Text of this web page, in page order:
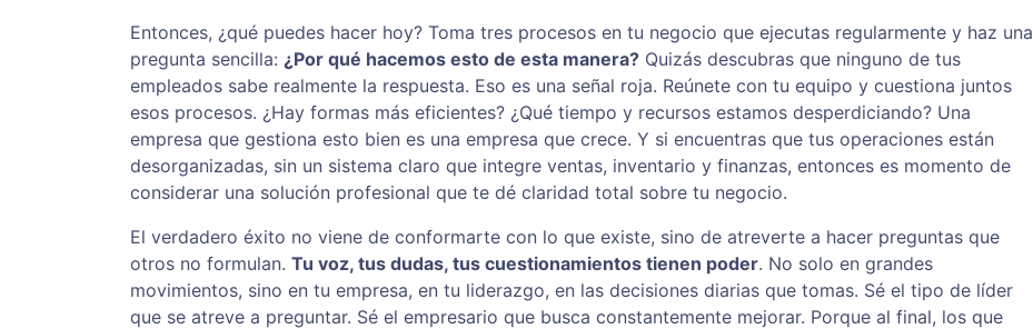
Entonces, ¿qué puedes hacer hoy? Toma tres procesos en tu negocio que ejecutas regularmente y haz una
pregunta sencilla: ¿Por qué hacemos esto de esta manera? Quizás descubras que ninguno de tus
empleados sabe realmente la respuesta. Eso es una señal roja. Reúnete con tu equipo y cuestiona juntos
esos procesos. ¿Hay formas más eficientes? ¿Qué tiempo y recursos estamos desperdiciando? Una
empresa que gestiona esto bien es una empresa que crece. Y si encuentras que tus operaciones están
desorganizadas, sin un sistema claro que integre ventas, inventario y finanzas, entonces es momento de
considerar una solución profesional que te dé claridad total sobre tu negocio.
El verdadero éxito no viene de conformarte con lo que existe, sino de atreverte a hacer preguntas que
otros no formulan. Tu voz, tus dudas, tus cuestionamientos tienen poder. No solo en grandes
movimientos, sino en tu empresa, en tu liderazgo, en las decisiones diarias que tomas. Sé el tipo de líder
que se atreve a preguntar. Sé el empresario que busca constantemente mejorar. Porque al final, los que